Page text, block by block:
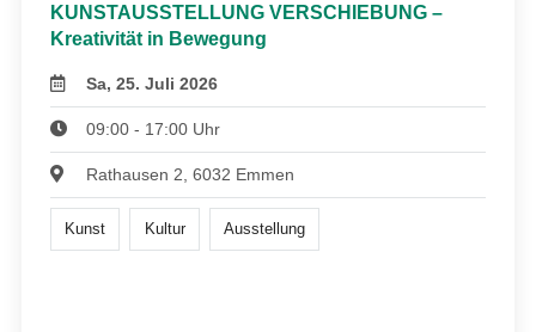
KUNSTAUSSTELLUNG VERSCHIEBUNG –
Kreativität in Bewegung
Sa, 25. Juli 2026
09:00 - 17:00 Uhr
Rathausen 2, 6032 Emmen
Kunst Kultur Ausstellung